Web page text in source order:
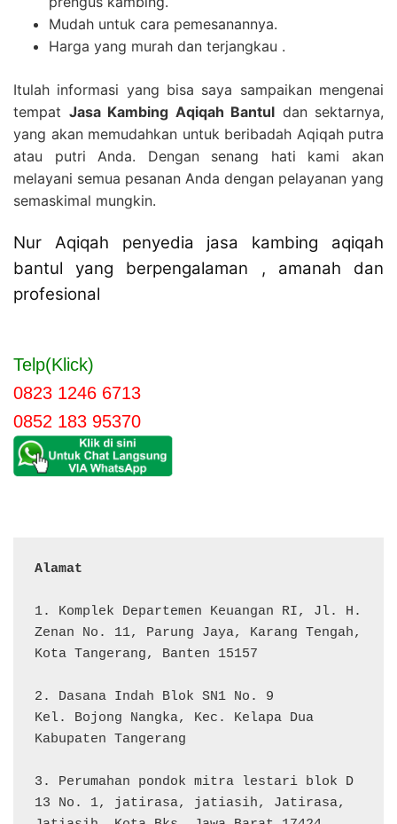
Mudah untuk cara pemesanannya.
Harga yang murah dan terjangkau .
Itulah informasi yang bisa saya sampaikan mengenai
tempat Jasa Kambing Aqiqah Bantul dan sektarnya,
yang akan memudahkan untuk beribadah Aqiqah putra
atau putri Anda. Dengan senang hati kami akan
melayani semua pesanan Anda dengan pelayanan yang
semaskimal mungkin.
Nur Aqiqah penyedia jasa kambing aqiqah
bantul yang berpengalaman , amanah dan
profesional
Telp(Klick)
0823 1246 6713
0852 183 95370
Alamat
1. Komplek Departemen Keuangan RI, Jl. H.
Zenan No. 11, Parung Jaya, Karang Tengah,
Kota Tangerang, Banten 15157
2. Dasana Indah Blok SN1 No. 9
Kel. Bojong Nangka, Kec. Kelapa Dua
Kabupaten Tangerang
3. Perumahan pondok mitra lestari blok D
13 No. 1, jatirasa, jatiasih, Jatirasa,